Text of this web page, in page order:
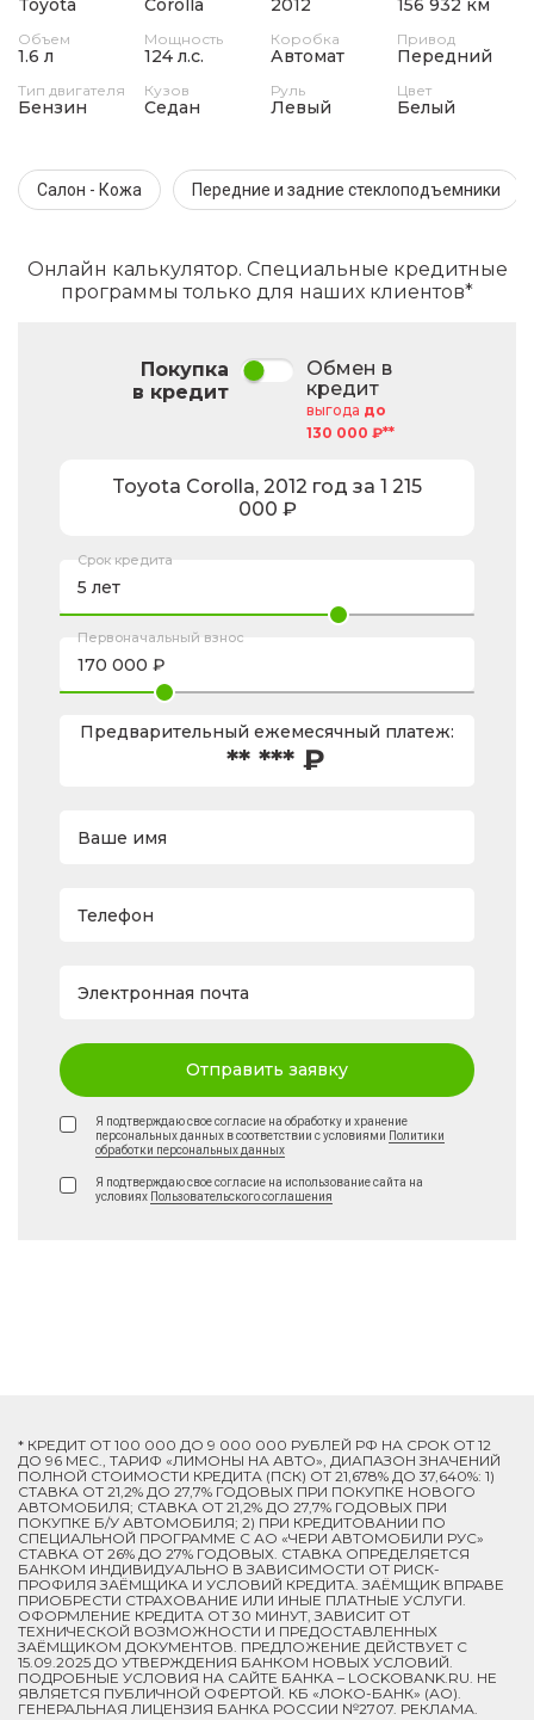
Toyota Corolla 2012 156 932 км
Объем
1.6 л
Мощность
124 л.с.
Коробка
Автомат
Привод
Передний
Тип двигателя
Бензин
Кузов
Седан
Руль
Левый
Цвет
Белый
Салон - Кожа Передние и задние стеклоподъемники
Онлайн калькулятор. Специальные кредитные
программы только для наших клиентов*
Покупка
в кредит
Обмен в
кредит
выгода до
130 000 ₽**
Toyota Corolla, 2012 год за 1 215
000 ₽
Срок кредита
Первоначальный взнос
Предварительный ежемесячный платеж:
** *** ₽
Ваше имя
Телефон
Электронная почта
Отправить заявку
Я подтверждаю свое согласие на обработку и хранение
персональных данных в соответствии с условиями Политики
обработки персональных данных
Я подтверждаю свое согласие на использование сайта на
условиях Пользовательского соглашения
* КРЕДИТ ОТ 100 000 ДО 9 000 000 РУБЛЕЙ РФ НА СРОК ОТ 12
ДО 96 МЕС., ТАРИФ «ЛИМОНЫ НА АВТО», ДИАПАЗОН ЗНАЧЕНИЙ
ПОЛНОЙ СТОИМОСТИ КРЕДИТА (ПСК) ОТ 21,678% ДО 37,640%: 1)
СТАВКА ОТ 21,2% ДО 27,7% ГОДОВЫХ ПРИ ПОКУПКЕ НОВОГО
АВТОМОБИЛЯ; СТАВКА ОТ 21,2% ДО 27,7% ГОДОВЫХ ПРИ
ПОКУПКЕ Б/У АВТОМОБИЛЯ; 2) ПРИ КРЕДИТОВАНИИ ПО
СПЕЦИАЛЬНОЙ ПРОГРАММЕ C АО «ЧЕРИ АВТОМОБИЛИ РУС»
СТАВКА ОТ 26% ДО 27% ГОДОВЫХ. СТАВКА ОПРЕДЕЛЯЕТСЯ
БАНКОМ ИНДИВИДУАЛЬНО В ЗАВИСИМОСТИ ОТ РИСК-
ПРОФИЛЯ ЗАЁМЩИКА И УСЛОВИЙ КРЕДИТА. ЗАЁМЩИК ВПРАВЕ
ПРИОБРЕСТИ СТРАХОВАНИЕ ИЛИ ИНЫЕ ПЛАТНЫЕ УСЛУГИ.
ОФОРМЛЕНИЕ КРЕДИТА ОТ 30 МИНУТ, ЗАВИСИТ ОТ
ТЕХНИЧЕСКОЙ ВОЗМОЖНОСТИ И ПРЕДОСТАВЛЕННЫХ
ЗАЁМЩИКОМ ДОКУМЕНТОВ. ПРЕДЛОЖЕНИЕ ДЕЙСТВУЕТ С
15.09.2025 ДО УТВЕРЖДЕНИЯ БАНКОМ НОВЫХ УСЛОВИЙ.
ПОДРОБНЫЕ УСЛОВИЯ НА САЙТЕ БАНКА – LOCKOBANK.RU. НЕ
ЯВЛЯЕТСЯ ПУБЛИЧНОЙ ОФЕРТОЙ. КБ «ЛОКО-БАНК» (АО).
ГЕНЕРАЛЬНАЯ ЛИЦЕНЗИЯ БАНКА РОССИИ №2707. РЕКЛАМА.